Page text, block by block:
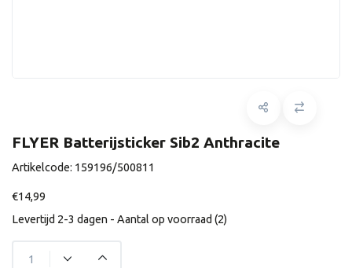
FLYER Batterijsticker Sib2 Anthracite
Artikelcode: 159196/500811
€14,99
Levertijd 2-3 dagen - Aantal op voorraad (2)